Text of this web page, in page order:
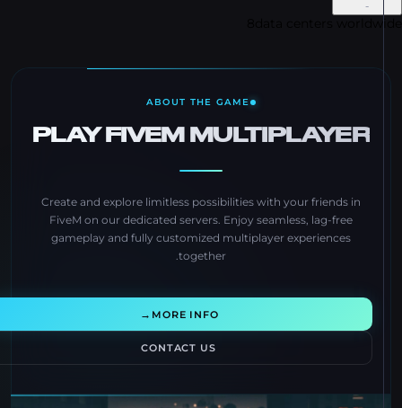
ABOUT THE GAME
PLAY FIVEM MULTIPLAYER
Create and explore limitless possibilities with your friends in
FiveM on our dedicated servers. Enjoy seamless, lag-free
gameplay and fully customized multiplayer experiences
together.
MORE INFO
→
CONTACT US